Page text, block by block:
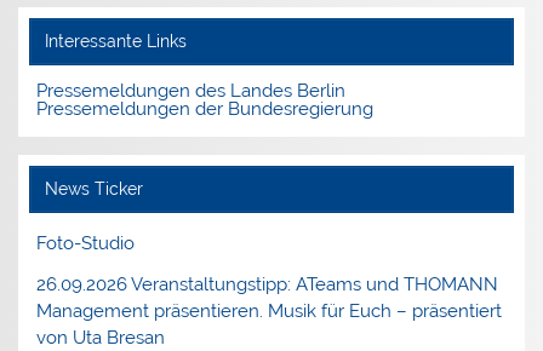
Interessante Links
Pressemeldungen des Landes Berlin
Pressemeldungen der Bundesregierung
News Ticker
Foto-Studio
26.09.2026 Veranstaltungstipp: ATeams und THOMANN
Management präsentieren. Musik für Euch – präsentiert
von Uta Bresan